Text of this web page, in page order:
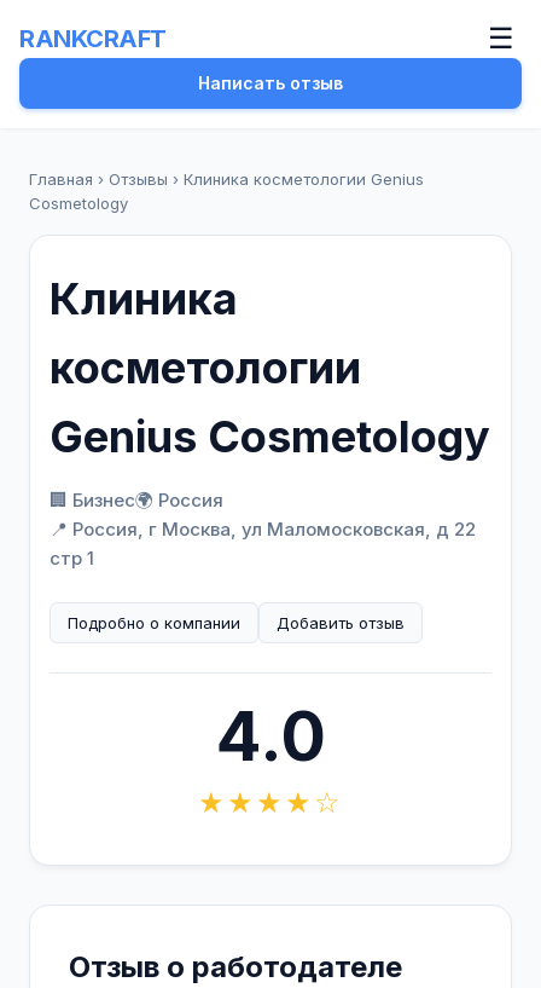
RANKCRAFT ☰
Написать отзыв
Главная › Отзывы › Клиника косметологии Genius
Cosmetology
Клиника
косметологии
Genius Cosmetology
🏢 Бизнес🌍 Россия
📍 Россия, г Москва, ул Маломосковская, д 22
стр 1
Подробно о компании Добавить отзыв
4.0
★★★★☆
Отзыв о работодателе